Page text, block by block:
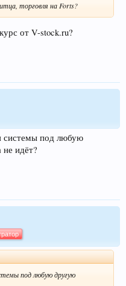
торговля на Forts?
от V-stock.ru?
системы под любую
идёт?
под любую другую